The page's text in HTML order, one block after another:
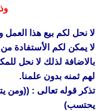
لا نحل لكم بيع هذا العمل
لا يمكن لكم الأستفادة
بالاضافة لذلك لا نحل
لهم ثمنه بدون علمنا.
تذكر قوله تعالى : ((ومن
يحتسب)